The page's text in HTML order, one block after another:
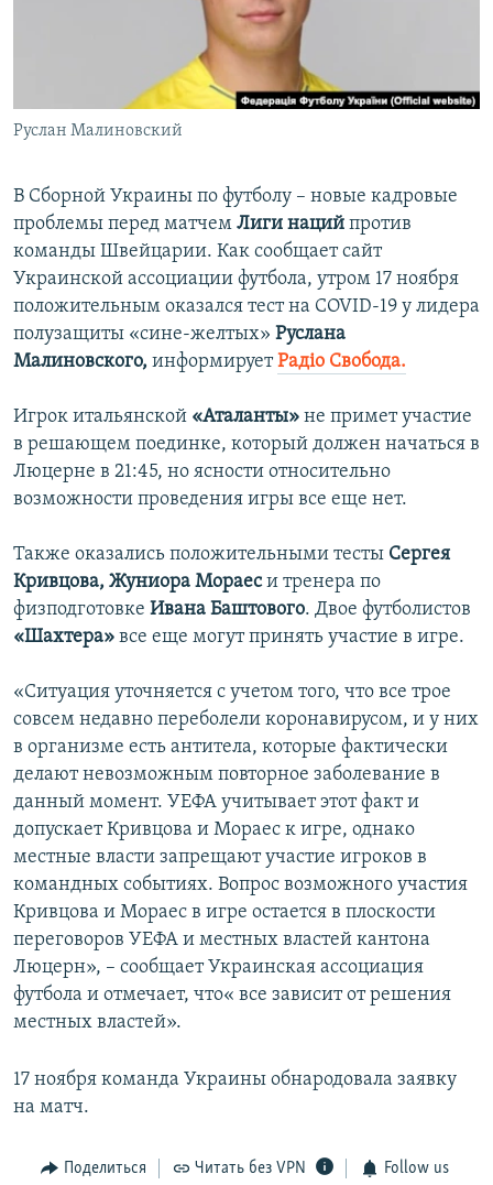
ПОБЕДИТЕЛЕЙ НЕ СУДЯТ?
КРЫМ.НЕПОКОРЕННЫЙ
УКРАИНСКАЯ ПРОБЛЕМА КРЫМА
Руслан Малиновский
В Сборной Украины по футболу – новые кадровые
проблемы перед матчем Лиги наций против
команды Швейцарии. Как сообщает сайт
Украинской ассоциации футбола, утром 17 ноября
положительным оказался тест на COVID-19 у лидера
полузащиты «сине-желтых» Руслана
Малиновского, информируетРадіо Свобода.
Игрок итальянской «Аталанты» не примет участие
в решающем поединке, который должен начаться в
Люцерне в 21:45, но ясности относительно
возможности проведения игры все еще нет.
Также оказались положительными тесты Сергея
Кривцова, Жуниора Мораеси тренера по
физподготовке Ивана Баштового. Двое футболистов
«Шахтера» все еще могут принять участие в игре.
«Ситуация уточняется с учетом того, что все трое
совсем недавно переболели коронавирусом, и у них
в организме есть антитела, которые фактически
делают невозможным повторное заболевание в
данный момент. УЕФА учитывает этот факт и
допускает Кривцова и Мораес к игре, однако
местные власти запрещают участие игроков в
командных событиях. Вопрос возможного участия
Кривцова и Мораес в игре остается в плоскости
переговоров УЕФА и местных властей кантона
Люцерн», – сообщает Украинская ассоциация
футбола и отмечает, что« все зависит от решения
местных властей».
17 ноября команда Украины обнародовала заявку
на матч.
Поделиться Читать без VPN Follow us